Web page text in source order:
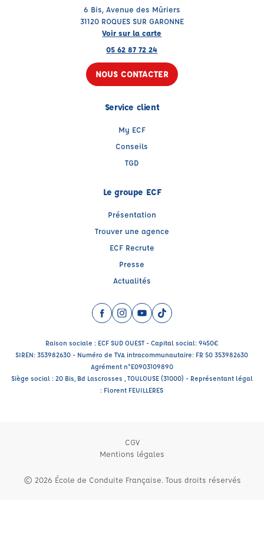
6 Bis, Avenue des Mûriers
31120 ROQUES SUR GARONNE
Voir sur la carte
05 62 87 72 24
NOUS CONTACTER
Service client
My ECF
Conseils
TGD
Le groupe ECF
Présentation
Trouver une agence
ECF Recrute
Presse
Actualités
Facebook (nouvelle fenêtre)
Instagram (nouvelle fenêtre)
YouTube (nouvelle fenêtre)
TikTok (nouvelle fenêtre)
Raison sociale : ECF SUD OUEST - Capital social: 9450€
SIREN: 353982630 - Numéro de TVA intracommunautaire: FR 50 353982630
Agrément n°E0903109890
Siège social : 20 Bis, Bd Lascrosses , TOULOUSE (31000) - Représentant légal
: Florent FEUILLERES
CGV
Mentions légales
© 2026 École de Conduite Française. Tous droits réservés